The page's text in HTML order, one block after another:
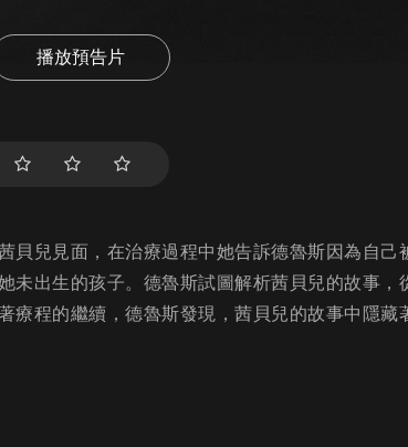
播放預告片
貝兒見面，在治療過程中她告訴德魯斯因為自己
未出生的孩子。德魯斯試圖解析茜貝兒的故事，
療程的繼續，德魯斯發現，茜貝兒的故事中隱